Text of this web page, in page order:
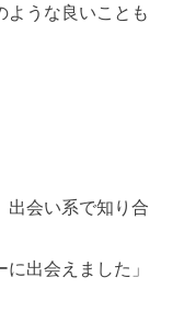
ような良いことも
出会い系で知り合
出会えました」